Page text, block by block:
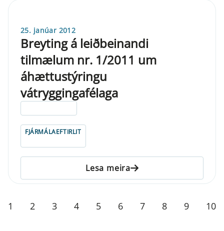
25. janúar 2012
Breyting á leiðbeinandi
tilmælum nr. 1/2011 um
áhættustýringu
vátryggingafélaga
FJÁRMÁLAEFTIRLIT
Lesa meira
1 2 3 4 5 6 7 8 9 10